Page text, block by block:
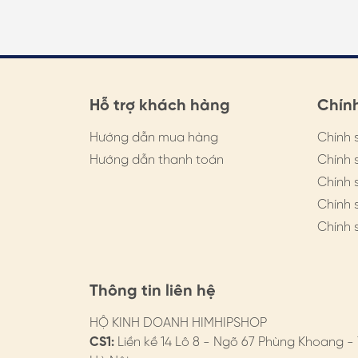
Hỗ trợ khách hàng
Hướng dẫn mua hàng
Hướng dẫn thanh toán
Chính
Chính
Chính
Chính
Chính
Thông tin liên hệ
HỘ KINH DOANH HIMHIPSHOP
CS1: Liền kề 14 Lô 8 - Ngõ 67 Phùng Khoang